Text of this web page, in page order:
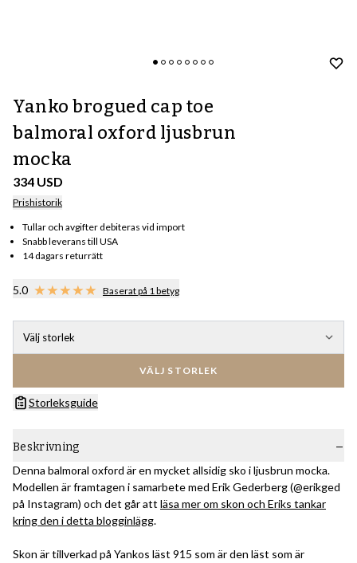
Yanko brogued cap toe
balmoral oxford ljusbrun
mocka
334 USD
Prishistorik
Tullar och avgifter debiteras vid import
Snabb leverans till USA
14 dagars returrätt
5.0 Baserat på 1 betyg
Välj storlek
VÄLJ STORLEK
Storleksguide
Beskrivning
Denna balmoral oxford är en mycket allsidig sko i ljusbrun mocka.
Modellen är framtagen i samarbete med Erik Gederberg (@erikged
på Instagram) och det går att läsa mer om skon och Eriks tankar
kring den i detta blogginlägg.
Skon är tillverkad på Yankos läst 915 som är den läst som är